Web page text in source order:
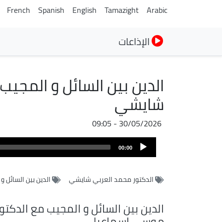
Arabic
Tamazight
English
Spanish
French
الإذاعات
الدين بين السائل و
شايشي
30/05/2026 - 09:05
ملف
الصوت
Audio
Player
00:00
الدكتور محمد العربي شايشي الدين بين السائل
الدين بين السائل و المجيب مع